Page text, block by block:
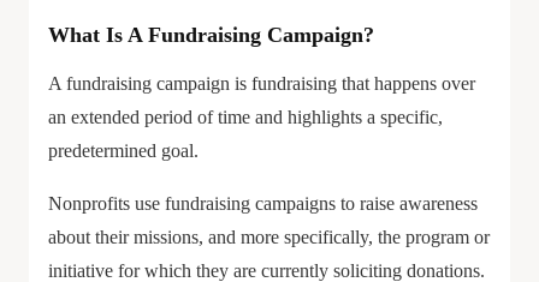
What Is A Fundraising Campaign?
A fundraising campaign is fundraising that happens over
an extended period of time and highlights a specific,
predetermined goal.
Nonprofits use fundraising campaigns to raise awareness
about their missions, and more specifically, the program or
initiative for which they are currently soliciting donations.